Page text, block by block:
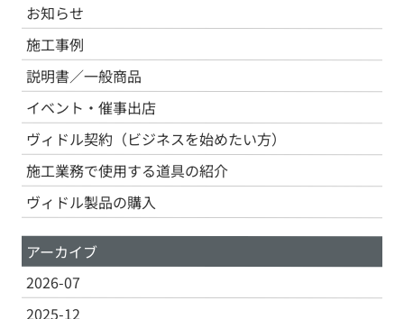
お知らせ
施工事例
説明書／一般商品
イベント・催事出店
ヴィドル契約（ビジネスを始めたい方）
施工業務で使用する道具の紹介
ヴィドル製品の購入
アーカイブ
2026-07
2025-12